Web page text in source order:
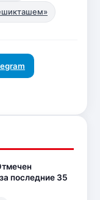
последние 35